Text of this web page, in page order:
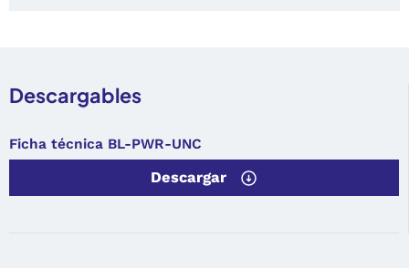
Descargables
Ficha técnica BL-PWR-UNC
Descargar